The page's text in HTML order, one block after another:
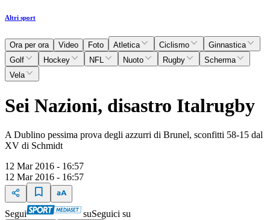
Altri sport
Ora per ora Video Foto Atletica Ciclismo
Ginnastica
Golf
Hockey NFL Nuoto Rugby
Scherma
Vela
Sei Nazioni, disastro Italrugby
A Dublino pessima prova degli azzurri di Brunel, sconfitti 58-15 dal
XV di Schmidt
12 Mar 2016 - 16:57
12 Mar 2016 - 16:57
Segui suSeguici su